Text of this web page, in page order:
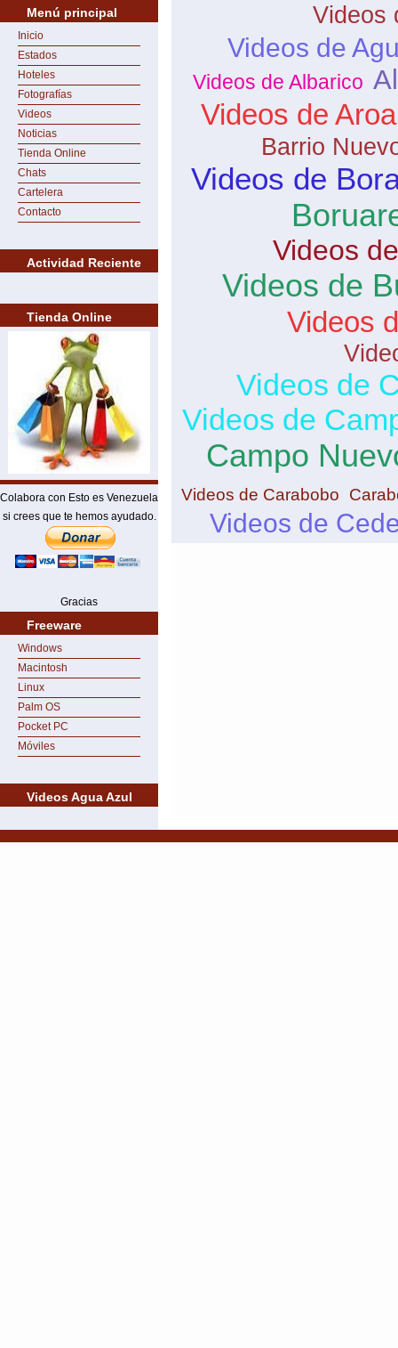
Menú principal
Inicio
Estados
Hoteles
Fotografías
Videos
Noticias
Tienda Online
Chats
Cartelera
Contacto
Actividad Reciente
Tienda Online
Colabora con Esto es Venezuela
si crees que te hemos ayudado.
Gracias
Freeware
Windows
Macintosh
Linux
Palm OS
Pocket PC
Móviles
Videos Agua Azul
Videos
Videos de
Videos de Albarico
Videos de Aroa
Barrio
Videos de
Videos
Videos de
Videos
Videos de
Videos de
Campo
Videos de Carabobo
Videos de